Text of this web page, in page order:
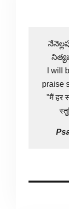
I will
praise
"मैं हर